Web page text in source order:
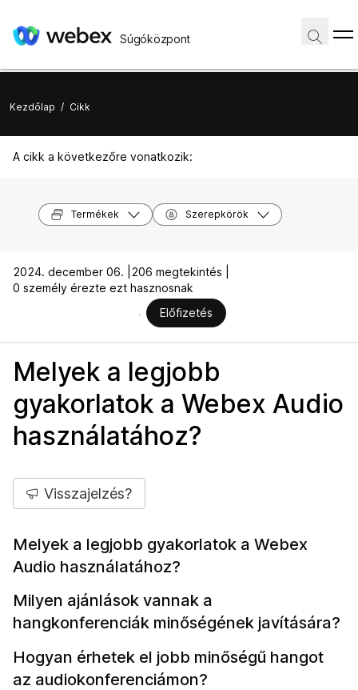
Súgóközpont
Kezdőlap / Cikk
A cikk a következőre vonatkozik:
Termékek Szerepkörök
2024. december 06. |
206 megtekintés |
0 személy érezte ezt hasznosnak
Előfizetés
Melyek a legjobb
gyakorlatok a Webex Audio
használatához?
Visszajelzés?
Melyek a legjobb gyakorlatok a Webex
Audio használatához?
Milyen ajánlások vannak a
hangkonferenciák minőségének javítására?
Hogyan érhetek el jobb minőségű hangot
az audiokonferenciámon?